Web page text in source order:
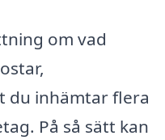
om vad
du inhämtar flera
På så sätt kan